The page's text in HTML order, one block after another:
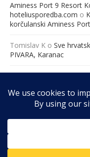
Aminess Port 9 Resort
hoteliusporedba.com o
korčulanski Aminess
Tomislav K o Sve
PIVARA, Karanac
Međunarodna
„Ravnopravno
2026. godine u Zagrebu